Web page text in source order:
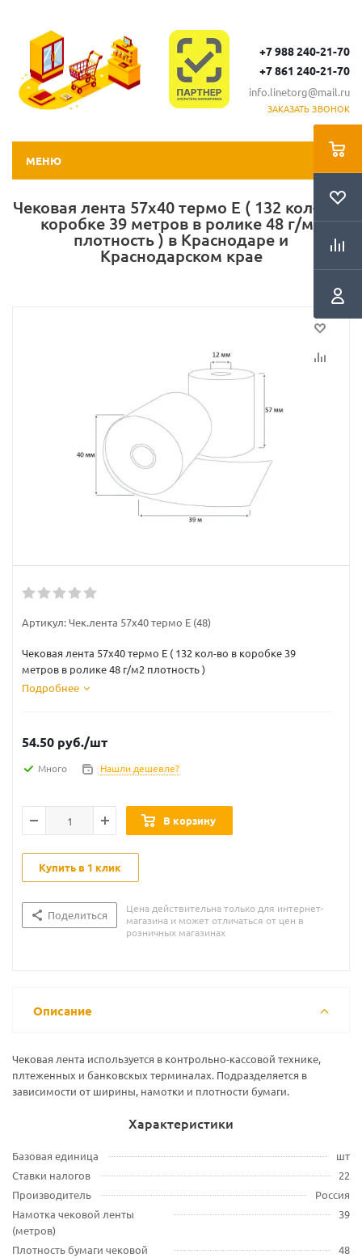
+7 988 240-21-70
+7 861 240-21-70
info.linetorg@mail.ru
ЗАКАЗАТЬ ЗВОНОК
МЕНЮ
Чековая лента 57х40 термо Е ( 132 кол-во в
коробке 39 метров в ролике 48 г/м2
плотность ) в Краснодаре и
Краснодарском крае
Артикул:Чек.лента 57х40 термо Е (48)
Чековая лента 57х40 термо Е ( 132 кол-во в коробке 39
метров в ролике 48 г/м2 плотность )
Подробнее
54.50 руб./шт
Много Нашли дешевле?
В корзину
Купить в 1 клик
Поделиться
Цена действительна только для интернет-
магазина и может отличаться от цен в
розничных магазинах
Описание
Чековая лента используется в контрольно-кассовой технике,
плтеженных и банковскых терминалах. Подразделяется в
зависимости от ширины, намотки и плотности бумаги.
Характеристики
Базовая единица
шт
Ставки налогов
22
Производитель
Россия
Намотка чековой ленты
(метров)
39
Плотность бумаги чековой
48